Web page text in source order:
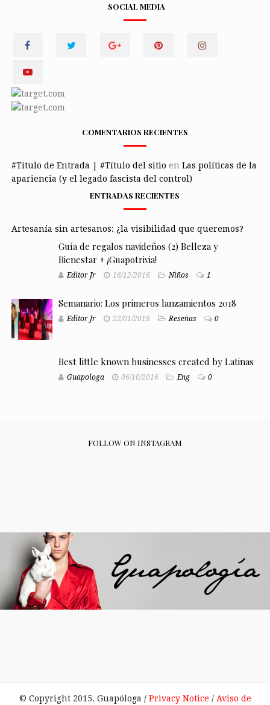
SOCIAL MEDIA
COMENTARIOS RECIENTES
#Título de Entrada | #Título del sitio en Las políticas de la
apariencia (y el legado fascista del control)
ENTRADAS RECIENTES
Artesanía sin artesanos: ¿la visibilidad que queremos?
Guía de regalos navideños (2) Belleza y
Bienestar + ¡Guapotrivia!
Editor Jr 16/12/2016 Niños 1
Semanario: Los primeros lanzamientos 2018
Editor Jr 22/01/2018 Reseñas 0
Best little known businesses created by Latinas
Guapologa 06/10/2016 Eng 0
FOLLOW ON INSTAGRAM
© Copyright 2015. Guapóloga / Privacy Notice / Aviso de